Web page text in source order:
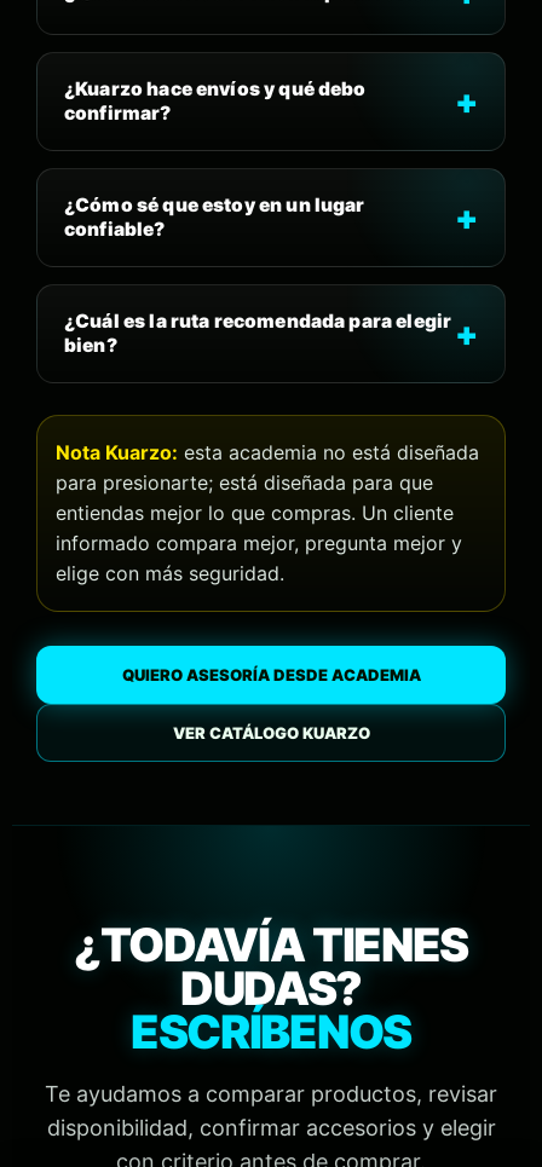
¿Kuarzo hace envíos y qué debo
confirmar?
¿Cómo sé que estoy en un lugar
confiable?
¿Cuál es la ruta recomendada para elegir
bien?
Nota Kuarzo: esta academia no está diseñada
para presionarte; está diseñada para que
entiendas mejor lo que compras. Un cliente
informado compara mejor, pregunta mejor y
elige con más seguridad.
QUIERO ASESORÍA DESDE ACADEMIA
VER CATÁLOGO KUARZO
¿TODAVÍA TIENES
DUDAS?
ESCRÍBENOS
Te ayudamos a comparar productos, revisar
disponibilidad, confirmar accesorios y elegir
con criterio antes de comprar.